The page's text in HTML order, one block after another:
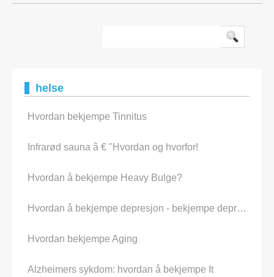
helse
Hvordan bekjempe Tinnitus
Infrarød sauna â € "Hvordan og hvorfor!
Hvordan å bekjempe Heavy Bulge?
Hvordan å bekjempe depresjon - bekjempe depresjon Naturally
Hvordan bekjempe Aging
Alzheimers sykdom: hvordan å bekjempe It